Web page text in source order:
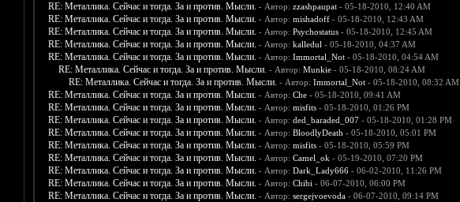
RE: Металлика. Сейчас и тогда. За и против. Мысли. - Автор: zzashpaupat- 05-18-2010, 12:40 AM
RE: Металлика. Сейчас и тогда. За и против. Мысли. - Автор: mishadoff- 05-18-2010, 12:43 AM
RE: Металлика. Сейчас и тогда. За и против. Мысли. - Автор: Psychostatus- 05-18-2010, 12:45 AM
RE: Металлика. Сейчас и тогда. За и против. Мысли. - Автор: kalledul - 05-18-2010, 04:37 AM
RE: Металлика. Сейчас и тогда. За и против. Мысли. - Автор: Immortal_Not- 05-18-2010, 04:54 AM
RE: Металлика. Сейчас и тогда. За и против. Мысли. - Автор: Munkie- 05-18-2010, 08:24 AM
RE: Металлика. Сейчас и тогда. За и против. Мысли. - Автор: Immortal_Not- 05-18-2010, 08:32 AM
RE: Металлика. Сейчас и тогда. За и против. Мысли. - Автор: Che- 05-18-2010, 09:41 AM
RE: Металлика. Сейчас и тогда. За и против. Мысли. - Автор: misfits- 05-18-2010, 01:26 PM
RE: Металлика. Сейчас и тогда. За и против. Мысли. - Автор: ded_baraded_007- 05-18-2010, 01:28 PM
RE: Металлика. Сейчас и тогда. За и против. Мысли. - Автор: BloodlyDeath - 05-18-2010, 05:01 PM
RE: Металлика. Сейчас и тогда. За и против. Мысли. - Автор: misfits- 05-18-2010, 05:59 PM
RE: Металлика. Сейчас и тогда. За и против. Мысли. - Автор: Camel_ok - 05-19-2010, 07:20 PM
RE: Металлика. Сейчас и тогда. За и против. Мысли. - Автор: Dark_Lady666- 06-02-2010, 11:26 PM
RE: Металлика. Сейчас и тогда. За и против. Мысли. - Автор: Chibi - 06-07-2010, 06:00 PM
RE: Металлика. Сейчас и тогда. За и против. Мысли. - Автор: sergejvoevoda- 06-07-2010, 09:14 PM